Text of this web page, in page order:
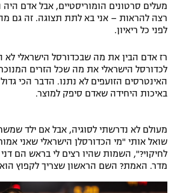
מעלים סרטונים הומוריסטיים, אבל אדם
רצה להראות – אני בא לתת תצוגה. זה גם
לפני כל ריאיון.
רז אדם הבין את מה שבכדורסל הישראלי לא
לכדורסל הישראלי את מה שכל הזרים
האינטרסים הזועפים לא נתנו. הדבר הכי
באיכות היחידה שאדם סיפק למוצר.
מעולם לא נדרשתי לסוגיה, אבל אם ילד
שואל אותי "מי הכדורסלן הישראלי שאני
לחיקוי?", השמות שהיו רצים לי בראש הם
מדר. האמת? השם הראשון שצריך לקפוץ